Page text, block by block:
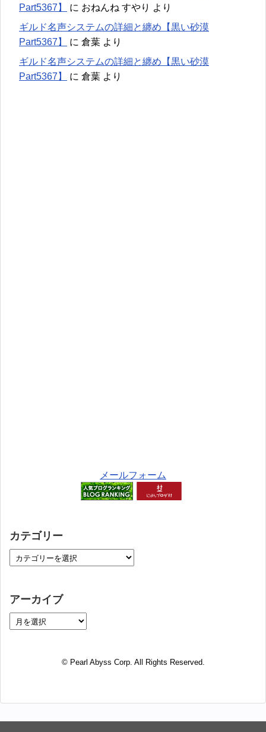
Part5367】
に おねんね すやり より
ギルド名声システムの詳細と纏め【黒い砂漠
Part5367】
に 倉葉 より
ギルド名声システムの詳細と纏め【黒い砂漠
Part5367】
に 倉葉 より
メールフォーム
カテゴリー
アーカイブ
© Pearl Abyss Corp. All Rights Reserved.